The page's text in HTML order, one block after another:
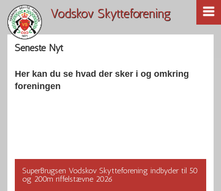
Vodskov Skytteforening
Seneste Nyt
Her kan du se hvad der sker i og omkring
foreningen
SuperBrugsen Vodskov Skytteforening indbyder til 50
og 200m riffelstævne 2026